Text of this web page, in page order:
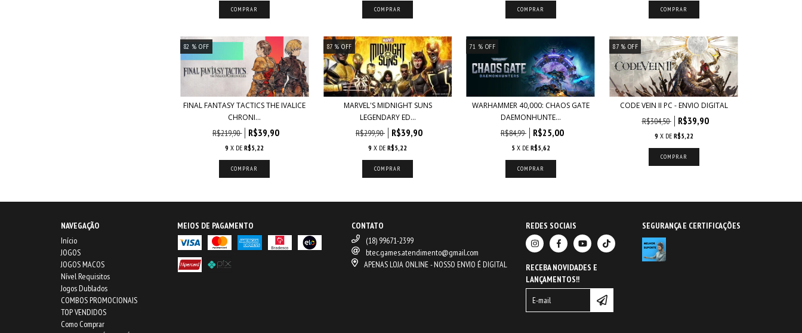
82 % OFF
FINAL FANTASY TACTICS THE IVALICE
CHRONI...
R$219,90 R$39,90
9 X DER$5,22
87% OFF
MARVEL'S MIDNIGHT SUNS
LEGENDARY ED...
R$299,90 R$39,90
9 X DER$5,22
71 % OFF
WARHAMMER 40,000: CHAOS GATE
DAEMONHUNTE...
R$84,99 R$25,00
5 X DE R$5,62
87% OFF
CODE VEIN II PC - ENVIO DIGITAL
R$304,50 R$39,90
9 X DE R$5,22
NAVEGAÇÃO
Início
JOGOS
JOGOS MACOS
Nível Requisitos
Jogos Dublados
COMBOS PROMOCIONAIS
TOP VENDIDOS
Como Comprar
MEIOS DE PAGAMENTO
CONTATO
(18) 99671-2399
btec.games.atendimento@gmail.com
APENAS LOJA ONLINE - NOSSO ENVIO É DIGITAL
REDES SOCIAIS
RECEBA NOVIDADES E
LANÇAMENTOS!!
SEGURANÇA E CERTIFICAÇÕES